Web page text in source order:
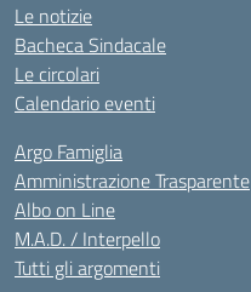
Le notizie
Bacheca Sindacale
Le circolari
Calendario eventi
Argo Famiglia
Amministrazione Trasparente
Albo on Line
M.A.D. / Interpello
Tutti gli argomenti